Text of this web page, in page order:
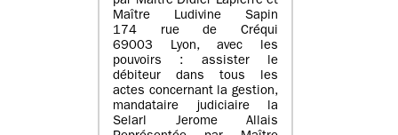
Maître Ludivine Sapin
174 rue de Créqui
69003 Lyon, avec les
pouvoirs : assister le
débiteur dans tous les
actes concernant la gestion,
mandataire judiciaire la
Selarl Jerome Allais